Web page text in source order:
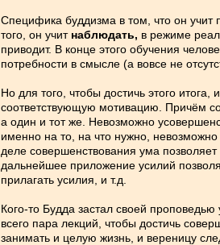
Специфика буддизма в том, что он учит
того, он учит наблюдать, в режиме
приводит. В конце этого обучения
потребности в смысле (а вовсе не
Но для того, чтобы достичь этого итога,
соответствующую мотивацию. Причём
а один и тот же. Невозможно
именно на то, на что нужно,
деле совершенствования ума
дальнейшее приложение усилий
прилагать усилия, и т.д.
Кого-то Будда застал своей
всего пара лекций, чтобы достичь
занимать и целую жизнь, и вереницу